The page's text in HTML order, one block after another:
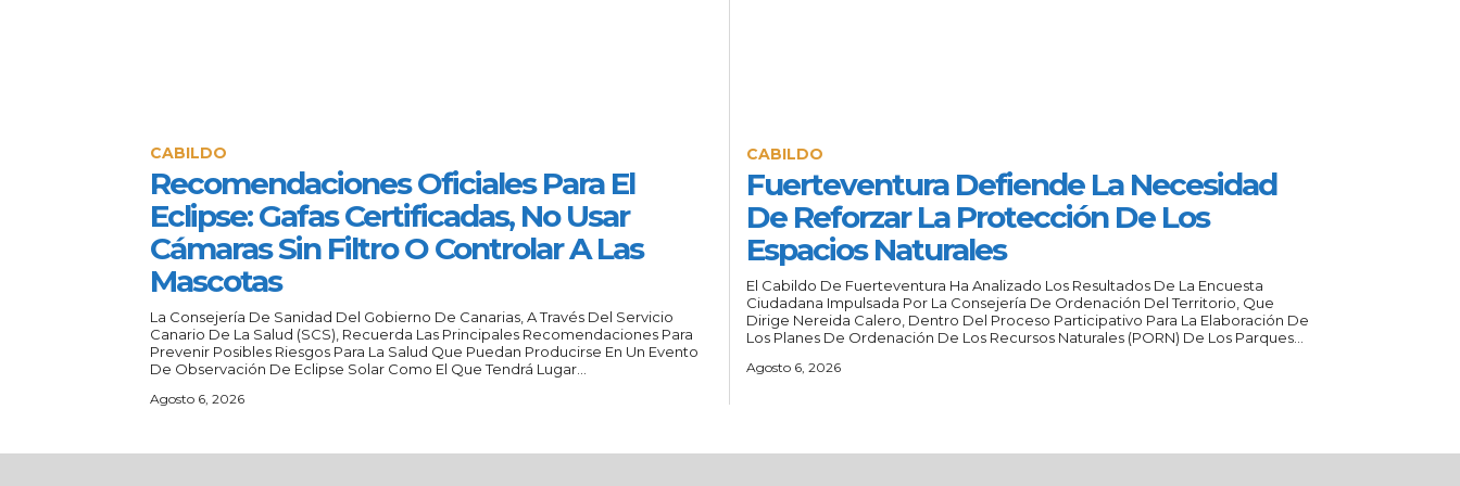
CABILDO
Recomendaciones Oficiales Para El
Eclipse: Gafas Certificadas, No Usar
Cámaras Sin Filtro O Controlar A Las
Mascotas
La Consejería De Sanidad Del Gobierno De Canarias, A Través Del Servicio
Canario De La Salud (SCS), Recuerda Las Principales Recomendaciones Para
Prevenir Posibles Riesgos Para La Salud Que Puedan Producirse En Un Evento
De Observación De Eclipse Solar Como El Que Tendrá Lugar...
Agosto 6, 2026
CABILDO
Fuerteventura Defiende La Necesidad
De Reforzar La Protección De Los
Espacios Naturales
El Cabildo De Fuerteventura Ha Analizado Los Resultados De La Encuesta
Ciudadana Impulsada Por La Consejería De Ordenación Del Territorio, Que
Dirige Nereida Calero, Dentro Del Proceso Participativo Para La Elaboración De
Los Planes De Ordenación De Los Recursos Naturales (PORN) De Los Parques...
Agosto 6, 2026